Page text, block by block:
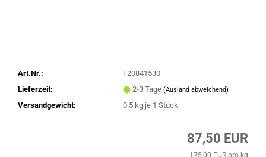
Art.Nr.:
F20841530
Lieferzeit:
2-3 Tage (Ausland abweichend)
Versandgewicht: 0.5kg je 1 Stück
87,50 EUR
175,00 EUR pro kg